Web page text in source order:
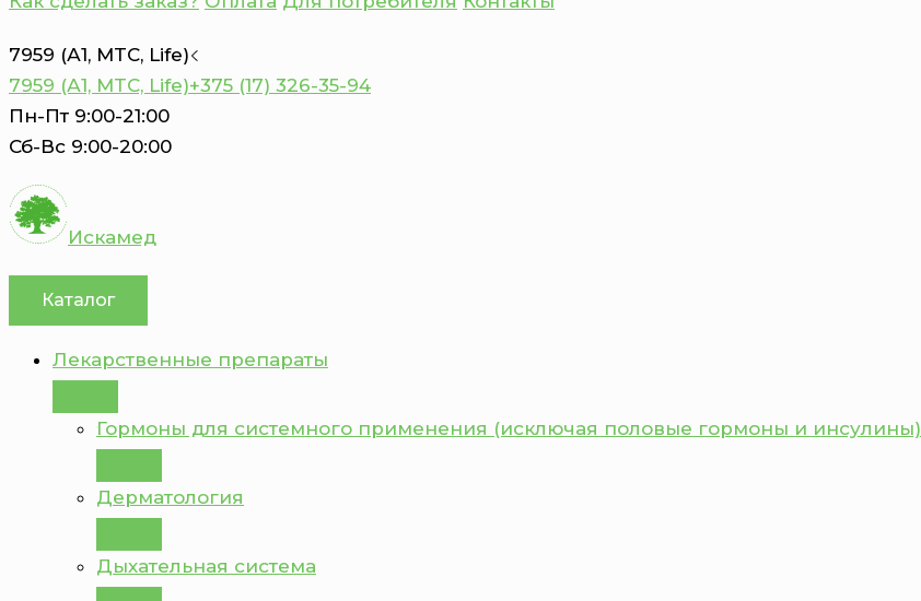
7959 (А1, MTC, Life)
7959 (А1, MTC, Life)+375 (17) 326-35-94
Пн-Пт 9:00-21:00
Сб-Вс 9:00-20:00
Искамед
Каталог
Лекарственные препараты
Гормоны для системного применения (исключая половые гормоны и инсулины)
Дерматология
Дыхательная система